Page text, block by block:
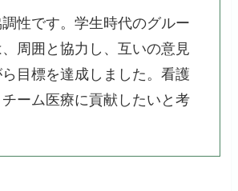
性です。学生時代のグルー
周囲と協力し、互いの意見
目標を達成しました。看護
ーム医療に貢献したいと考